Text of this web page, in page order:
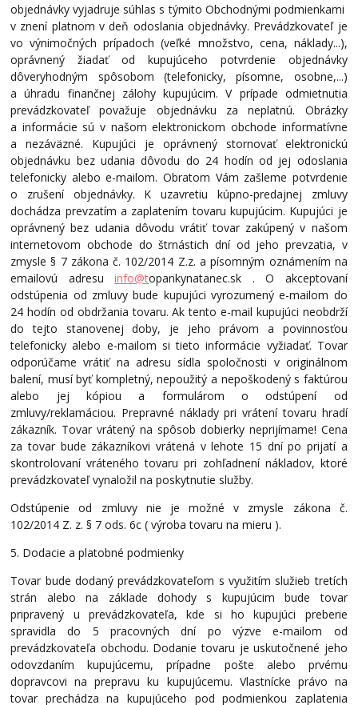
objednávky vyjadruje súhlas s týmito Obchodnými podmienkami
v znení platnom v deň odoslania objednávky. Prevádzkovateľ je
vo výnimočných prípadoch (veľké množstvo, cena, náklady...),
oprávnený žiadať od kupujúceho potvrdenie objednávky
dôveryhodným spôsobom (telefonicky, písomne, osobne,...)
a úhradu finančnej zálohy kupujúcim. V prípade odmietnutia
prevádzkovateľ považuje objednávku za neplatnú. Obrázky
a informácie sú v našom elektronickom obchode informatívne
a nezáväzné. Kupujúci je oprávnený stornovať elektronickú
objednávku bez udania dôvodu do 24 hodín od jej odoslania
telefonicky alebo e-mailom. Obratom Vám zašleme potvrdenie
o zrušení objednávky. K uzavretiu kúpno-predajnej zmluvy
dochádza prevzatím a zaplatením tovaru kupujúcim. Kupujúci je
oprávnený bez udania dôvodu vrátiť tovar zakúpený v našom
internetovom obchode do štrnástich dní od jeho prevzatia, v
zmysle § 7 zákona č. 102/2014 Z.z. a písomným oznámením na
emailovú adresuinfo@topankynatanec.sk . O akceptovaní
odstúpenia od zmluvy bude kupujúci vyrozumený e-mailom do
24 hodín od obdržania tovaru. Ak tento e-mail kupujúci neobdrží
do tejto stanovenej doby, je jeho právom a povinnosťou
telefonicky alebo e-mailom si tieto informácie vyžiadať. Tovar
odporúčame vrátiť na adresu sídla spoločnosti v originálnom
balení, musí byť kompletný, nepoužitý a nepoškodený s faktúrou
alebo jej kópiou a formulárom o odstúpení od
zmluvy/reklamáciou. Prepravné náklady pri vrátení tovaru hradí
zákazník. Tovar vrátený na spôsob dobierky neprijímame! Cena
za tovar bude zákazníkovi vrátená v lehote 15 dní po prijatí a
skontrolovaní vráteného tovaru pri zohľadnení nákladov, ktoré
prevádzkovateľ vynaložil na poskytnutie služby.
Odstúpenie od zmluvy nie je možné v zmysle zákona č.
102/2014 Z. z. § 7 ods. 6c ( výroba tovaru na mieru ).
5. Dodacie a platobné podmienky
Tovar bude dodaný prevádzkovateľom s využitím služieb tretích
strán alebo na základe dohody s kupujúcim bude tovar
pripravený u prevádzkovateľa, kde si ho kupujúci preberie
spravidla do 5 pracovných dní po výzve e-mailom od
prevádzkovateľa obchodu. Dodanie tovaru je uskutočnené jeho
odovzdaním kupujúcemu, prípadne pošte alebo prvému
dopravcovi na prepravu ku kupujúcemu. Vlastnícke právo na
tovar prechádza na kupujúceho pod podmienkou zaplatenia